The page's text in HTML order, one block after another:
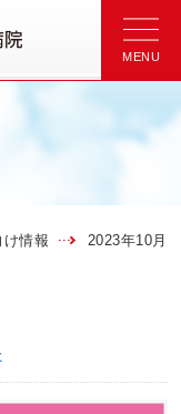
情報 2023年10月